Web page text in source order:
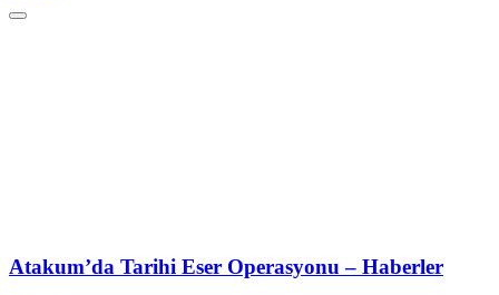
Atakum’da Tarihi Eser Operasyonu – Haberler